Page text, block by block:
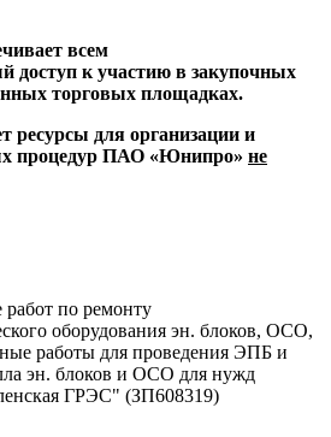
всем
доступ к участию в закупочных
торговых площадках.
ресурсы для организации и
процедур ПАО «Юнипро» не
по ремонту
оборудования эн. блоков, ОСО,
работы для проведения ЭПБ и
эн. блоков и ОСО для нужд
ГРЭС" (ЗП608319)